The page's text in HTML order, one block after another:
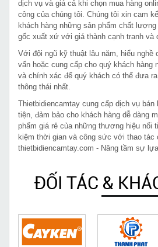
dịch vụ và giá cả khi chọn mua hàng
công của chúng tôi. Chúng tôi xin cam
khách hàng những sản phẩm chất
gốc xuất xứ với giá thành cạnh tranh và
Với đội ngũ kỹ thuật lâu năm, hiểu
vấn hoặc cung cấp cho quý khách hàng
và chính xác để quý khách có thể đưa
thông thái nhất.
Thietbidiencamtay cung cấp dịch vụ bán
tiện, đảm bảo cho khách hàng dễ dàng
phẩm giá rẻ của những thương hiệu nổi
kiệm thời gian và công sức với thao tác
thietbidiencamtay.com - Nâng tầm sự
ĐỐI TÁC &